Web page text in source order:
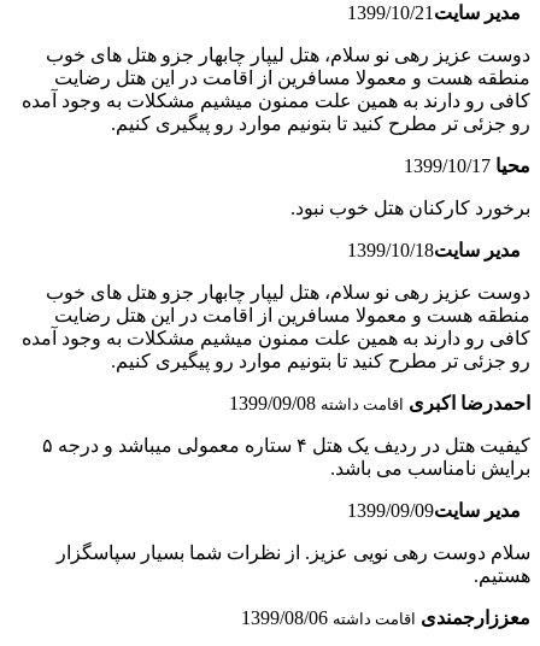
مدیر سایت 1399/10/21
دوست عزیز رهی نو سلام، هتل لیپار چابهار جزو هتل های خوب
منطقه هست و معمولا مسافرین از اقامت در این هتل رضایت
کافی رو دارند به همین علت ممنون میشیم مشکلات به وجود آمده
رو جزئی تر مطرح کنید تا بتونیم موارد رو پیگیری کنیم.
محیا 1399/10/17
برخورد کارکنان هتل خوب نبود.
مدیر سایت1399/10/18
دوست عزیز رهی نو سلام، هتل لیپار چابهار جزو هتل های خوب
منطقه هست و معمولا مسافرین از اقامت در این هتل رضایت
کافی رو دارند به همین علت ممنون میشیم مشکلات به وجود آمده
رو جزئی تر مطرح کنید تا بتونیم موارد رو پیگیری کنیم.
احمدرضا اکبری اقامت داشته 1399/09/08
کیفیت هتل در ردیف یک هتل ۴ ستاره معمولی میباشد و درجه ۵
برایش نامناسب می باشد.
مدیر سایت1399/09/09
سلام دوست رهی نویی عزیز. از نظرات شما بسیار سپاسگزار
هستیم.
معززارجمندی اقامت داشته 1399/08/06